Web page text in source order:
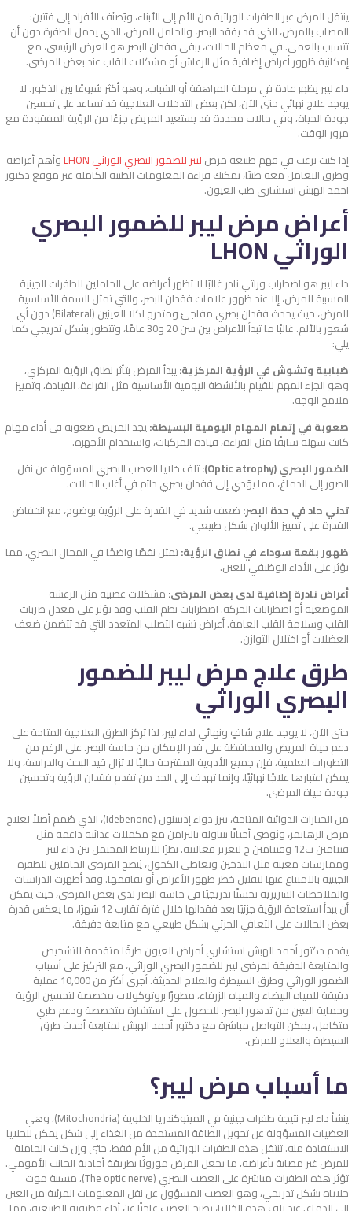
ينتقل المرض عبر الطفرات الوراثية من الأم إلى الأبناء، ويُصنّف الأفراد إلى فئتين:
المصاب بالمرض، الذي قد يفقد البصر، والحامل للمرض، الذي يحمل الطفرة دون أن
تتسبب بالعمى. في معظم الحالات، يبقى فقدان البصر هو العرض الرئيسي، مع
إمكانية ظهور أعراض إضافية مثل الرعاش أو مشكلات القلب عند بعض المرضى.
داء ليبر يظهر عادة في مرحلة المراهقة أو الشباب، وهو أكثر شيوعًا بين الذكور. لا
يوجد علاج نهائي حتى الآن، لكن بعض التدخلات العلاجية قد تساعد على تحسين
جودة الحياة، وفي حالات محددة قد يستعيد المريض جزءًا من الرؤية المفقودة مع
مرور الوقت.
إذا كنت ترغب في فهم طبيعة مرض ليبر للضمور البصري الوراثي LHON وأهم أعراضه
وطرق التعامل معه طبيًا، يمكنك قراءة المعلومات الطبية الكاملة عبر موقع دكتور
احمد الهبش استشاري طب العيون.
أعراض مرض ليبر للضمور البصري
الوراثي LHON
داء ليبر هو اضطراب وراثي نادر غالبًا لا تظهر أعراضه على الحاملين للطفرات الجينية
المسببة للمرض، إلا عند ظهور علامات فقدان البصر، والتي تمثل السمة الأساسية
للمرض، حيث يحدث فقدان بصري مفاجئ ومتدرج لكلا العينين (Bilateral) دون أي
شعور بالألم. غالبًا ما تبدأ الأعراض بين سن 20 و30 عامًا، وتتطور بشكل تدريجي كما
يلي:
ضبابية وتشوش في الرؤية المركزية:يبدأ المرض بتأثر نطاق الرؤية المركزي،
وهو الجزء المهم للقيام بالأنشطة اليومية الأساسية مثل القراءة، القيادة، وتمييز
ملامح الوجه.
صعوبة في إتمام المهام اليومية البسيطة:يجد المريض صعوبة في أداء مهام
كانت سهلة سابقًا مثل القراءة، قيادة المركبات، واستخدام الأجهزة.
الضمور البصري (Optic atrophy):
تلف خلايا العصب البصري المسؤولة عن نقل
الصور إلى الدماغ، مما يؤدي إلى فقدان بصري دائم في أغلب الحالات.
تدني حاد في حدة البصر: ضعف شديد في القدرة على الرؤية بوضوح، مع انخفاض
القدرة على تمييز الألوان بشكل طبيعي.
ظهور بقعة سوداء في نطاق الرؤية:تمثل نقصًا واضحًا في المجال البصري، مما
يؤثر على الأداء الوظيفي للعين.
أعراض نادرة إضافية لدى بعض المرضى: مشكلات عصبية مثل الرعشة
الموضعية أو اضطرابات الحركة. اضطرابات نظم القلب وقد تؤثر على معدل ضربات
القلب وسلامة القلب العامة. أعراض تشبه التصلب المتعدد التي قد تتضمن ضعف
العضلات أو اختلال التوازن.
طرق علاجمرض ليبر للضمور
البصري الوراثي
حتى الآن، لا يوجد علاج شافٍ ونهائي لداء ليبر، لذا تركز الطرق العلاجية المتاحة على
دعم حياة المريض والمحافظة على قدر الإمكان من حاسة البصر. على الرغم من
التطورات العلمية، فإن جميع الأدوية المقترحة حاليًا لا تزال قيد البحث والدراسة، ولا
يمكن اعتبارها علاجًا نهائيًا، وإنما تهدف إلى الحد من تقدم فقدان الرؤية وتحسين
جودة حياة المرضى.
من الخيارات الدوائية المتاحة، يبرز دواء إديبينون (Idebenone)، الذي صُمم أصلاً لعلاج
مرض الزهايمر، ويُوصى أحيانًا بتناوله بالتزامن مع مكملات غذائية داعمة مثل
فيتامين ب12 وفيتامين ج لتعزيز فعاليته. نظرًا للارتباط المحتمل بين داء ليبر
وممارسات معينة مثل التدخين وتعاطي الكحول، يُنصح المرضى الحاملين للطفرة
الجينية بالامتناع عنها لتقليل خطر ظهور الأعراض أو تفاقمها. وقد أظهرت الدراسات
والملاحظات السريرية تحسنًا تدريجيًا في حاسة البصر لدى بعض المرضى، حيث يمكن
أن يبدأ استعادة الرؤية جزئيًا بعد فقدانها خلال فترة تقارب 12 شهرًا، ما يعكس قدرة
بعض الحالات على التعافي الجزئي بشكل طبيعي مع متابعة دقيقة.
يقدم دكتور أحمد الهبش استشاري أمراض العيون طرقًا متقدمة للتشخيص
والمتابعة الدقيقة لمرضى ليبر للضمور البصري الوراثي، مع التركيز على أسباب
الضمور الوراثي وطرق السيطرة والعلاج الحديثة. أجرى أكثر من 10,000 عملية
دقيقة للمياه البيضاء والمياه الزرقاء، مطورًا بروتوكولات مخصصة لتحسين الرؤية
وحماية العين من تدهور البصر. للحصول على استشارة متخصصة ودعم طبي
متكامل، يمكن التواصل مباشرة مع دكتور أحمد الهبش لمتابعة أحدث طرق
السيطرة والعلاج للمرض.
ما أسباب مرض ليبر؟
ينشأ داء ليبر نتيجة طفرات جينية في الميتوكندريا الخلوية (Mitochondria)، وهي
العضيات المسؤولة عن تحويل الطاقة المستمدة من الغذاء إلى شكل يمكن للخلايا
الاستفادة منه. تنتقل هذه الطفرات الوراثية من الأم فقط، حتى وإن كانت الحاملة
للمرض غير مصابة بأعراضه، ما يجعل المرض موروثًا بطريقة أحادية الجانب الأمومي.
تؤثر هذه الطفرات مباشرة على العصب البصري (The optic nerve)، مسببة موت
خلاياه بشكل تدريجي، وهو العصب المسؤول عن نقل المعلومات المرئية من العين